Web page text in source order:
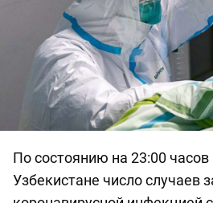
По состоянию на 23:00
Узбекистане число случаев